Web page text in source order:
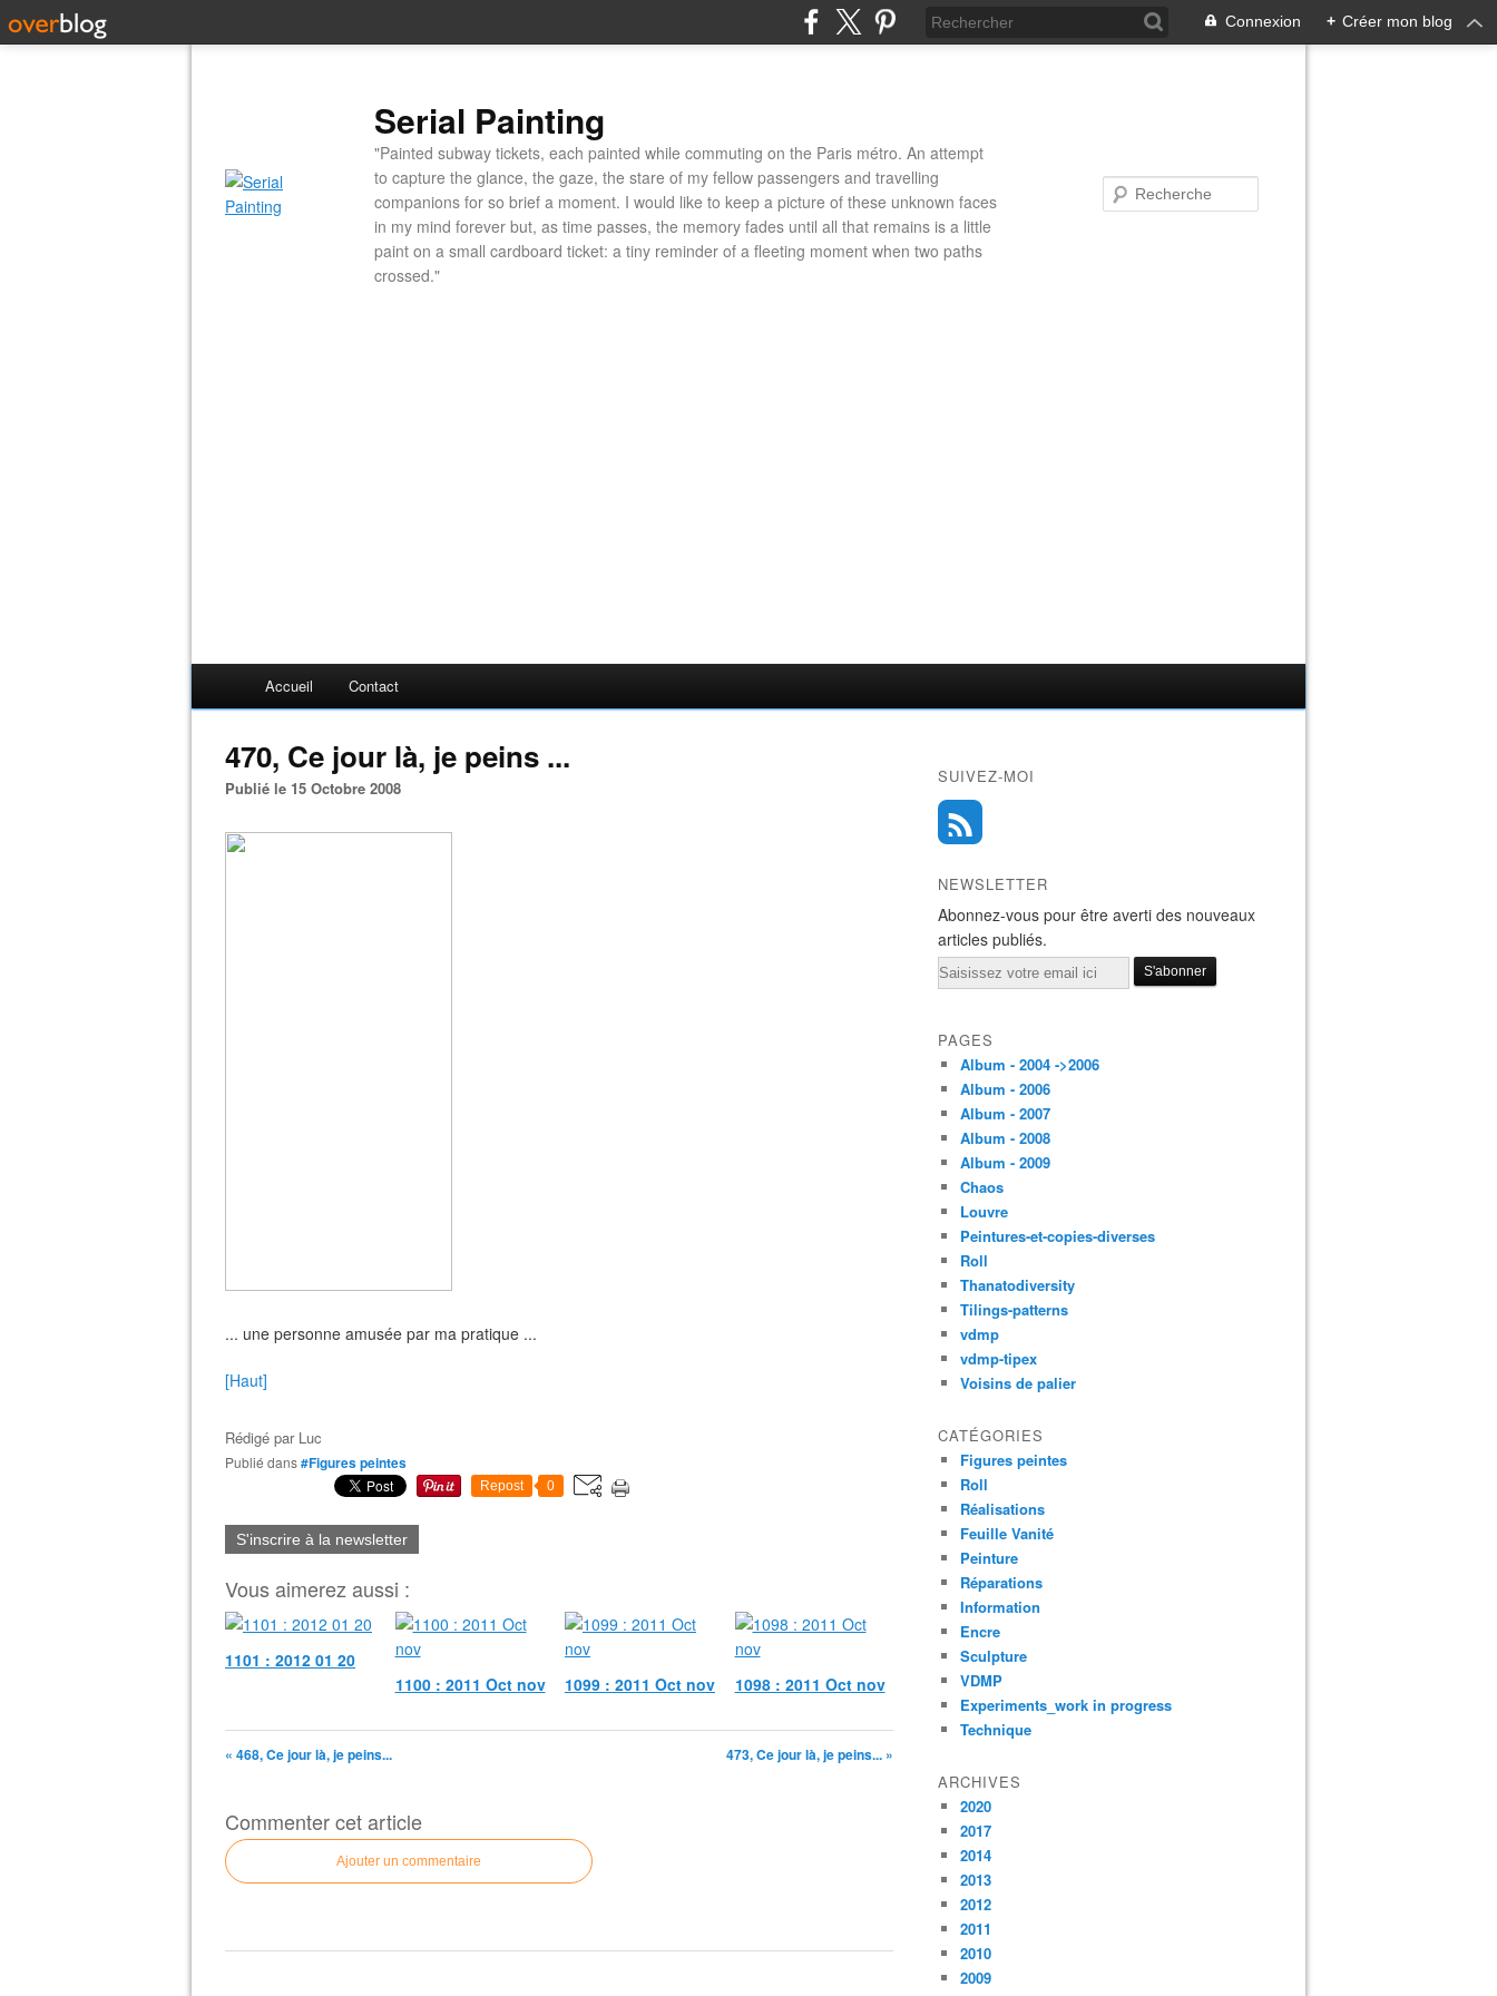
Connexion + Créer mon blog
Serial Painting
"Painted subway tickets, each painted while commuting on the Paris métro. An attempt
to capture the glance, the gaze, the stare of my fellow passengers and travelling
companions for so brief a moment. I would like to keep a picture of these unknown faces
in my mind forever but, as time passes, the memory fades until all that remains is a little
paint on a small cardboard ticket: a tiny reminder of a fleeting moment when two paths
crossed."
Accueil Contact
470, Ce jour là, je peins ...
Publié le 15 Octobre 2008
... une personne amusée par ma pratique ...
[Haut]
Rédigé par Luc
Publié dans#Figures peintes
Repost 0
S'inscrire à la newsletter
Vous aimerez aussi :
1101 : 2012 01 20
1100 : 2011 Oct nov
1099 : 2011 Oct nov 1098 : 2011 Oct nov
« 468, Ce jour là, je peins... 473, Ce jour là, je peins... »
Commenter cet article
Ajouter un commentaire
SUIVEZ-MOI
NEWSLETTER
Abonnez-vous pour être averti des nouveaux
articles publiés.
Email
PAGES
Album - 2004 ->2006
Album - 2006
Album - 2007
Album - 2008
Album - 2009
Chaos
Louvre
Peintures-et-copies-diverses
Roll
Thanatodiversity
Tilings-patterns
vdmp
vdmp-tipex
Voisins de palier
CATÉGORIES
Figures peintes
Roll
Réalisations
Feuille Vanité
Peinture
Réparations
Information
Encre
Sculpture
VDMP
Experiments_work in progress
Technique
ARCHIVES
2020
2017
2014
2013
2012
2011
2010
2009